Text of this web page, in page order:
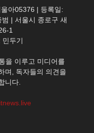
아05376 | 등록일:
| 서울시 종로구 새
1
민두기
을 이루고 미디어를
며, 독자들의 의견을
니다.